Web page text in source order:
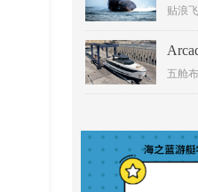
名之
式揭
贴浪
下水
五舱